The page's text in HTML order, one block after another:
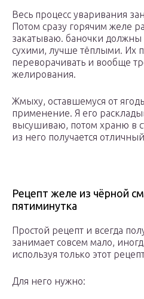
Весь процесс уваривания
Потом сразу горячим желе
закатываю. баночки
сухими, лучше тёплыми. Их
переворачивать и вообще
желирования.
Жмыху, оставшемуся от
применение. Я его
высушиваю, потом храню в
из него получается
Рецепт желе из чёрной
пятиминутка
Простой рецепт и всегда
занимает совсем мало,
используя только этот
Для него нужно: